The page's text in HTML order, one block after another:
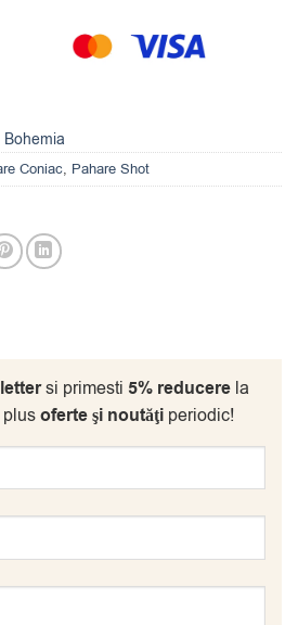
Coniac, Pahare Shot
si primesti 5% reducere la
plusoferte şi noutăţiperiodic!